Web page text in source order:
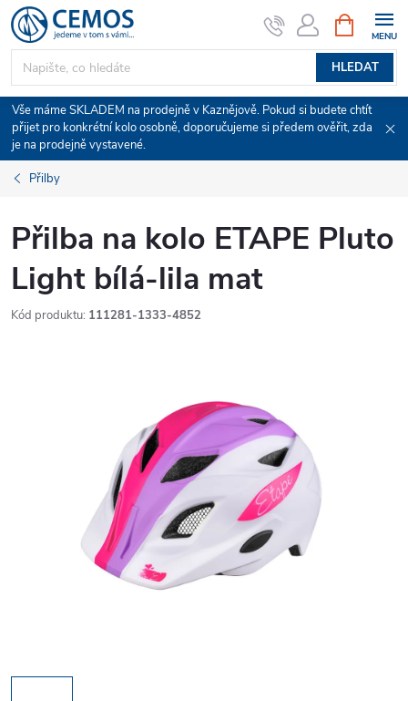
Přejít
na
obsah
HLEDAT
NÁKUPNÍ
KOŠÍK
Vše máme SKLADEM na prodejně v Kaznějově. Pokud si budete chtít
přijet pro konkrétní kolo osobně, doporučujeme si předem ověřit, zda
je na prodejně vystavené.
Přilby
Přilba na kolo ETAPE Pluto
Light bílá-lila mat
Kód produktu: 111281-1333-4852